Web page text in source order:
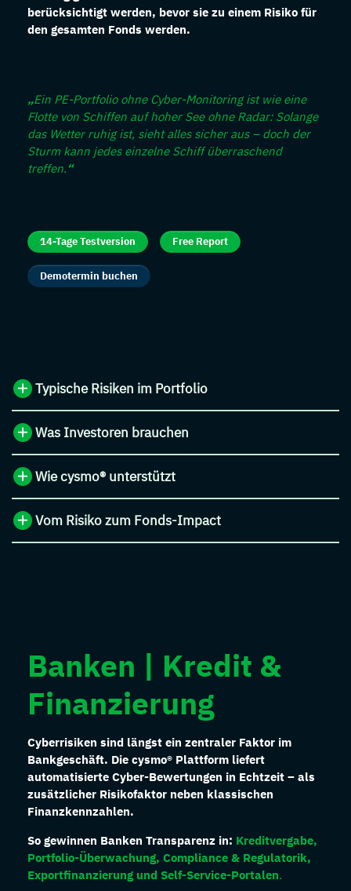
berücksichtigt werden, bevor sie zu einem Risiko für
den gesamten Fonds werden.
„Ein PE-Portfolio ohne Cyber-Monitoring ist wie eine
Flotte von Schiffen auf hoher See ohne Radar: Solange
das Wetter ruhig ist, sieht alles sicher aus – doch der
Sturm kann jedes einzelne Schiff überraschend
treffen. “
14-Tage Testversion Free Report
Demotermin buchen
Typische Risiken im Portfolio
Was Investoren brauchen
Wie cysmo® unterstützt
Vom Risiko zum Fonds-Impact
Banken | Kredit &
Finanzierung
Cyberrisiken sind längst ein zentraler Faktor im
Bankgeschäft. Die cysmo® Plattform liefert
automatisierte Cyber-Bewertungen in Echtzeit – als
zusätzlicher Risikofaktor neben klassischen
Finanzkennzahlen.
So gewinnen Banken Transparenz in: Kreditvergabe,
Portfolio-Überwachung, Compliance & Regulatorik,
Exportfinanzierung und Self-Service-Portalen.